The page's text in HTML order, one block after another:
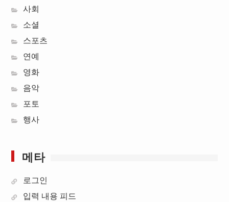
사회
소셜
스포츠
연예
영화
음악
포토
행사
메타
로그인
입력 내용 피드